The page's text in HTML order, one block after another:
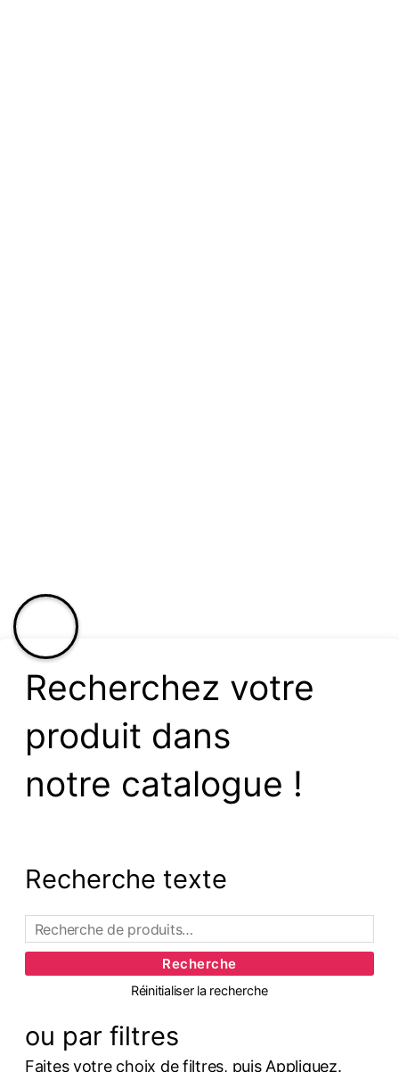
Recherchez votre
produit dans
notre catalogue !
Recherche texte
Recherche
Réinitialiser la recherche
ou par filtres
Faites votre choix de filtres, puis Appliquez.